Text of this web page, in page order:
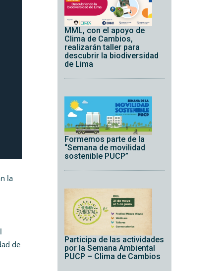
la
de
MML, con el apoyo de
Clima de Cambios,
realizarán taller para
descubrir la biodiversidad
de Lima
Formemos parte de la
“Semana de movilidad
sostenible PUCP”
Participa de las actividades
por la Semana Ambiental
PUCP – Clima de Cambios